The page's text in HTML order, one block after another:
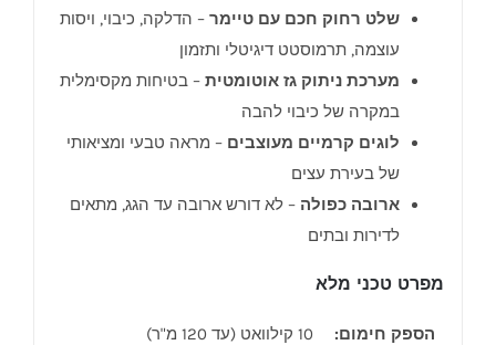
שלט רחוק חכם עם טיימר– הדלקה, כיבוי, ויסות
עוצמה, תרמוסטט דיגיטלי ותזמון
מערכת ניתוק גז אוטומטית– בטיחות מקסימלית
במקרה של כיבוי להבה
לוגים קרמיים מעוצבים – מראה טבעי ומציאותי
של בעירת עצים
ארובה כפולה – לא דורש ארובה עד הגג, מתאים
לדירות ובתים
מפרט טכני מלא
הספק חימום: 10 קילוואט (עד 120 מ"ר)